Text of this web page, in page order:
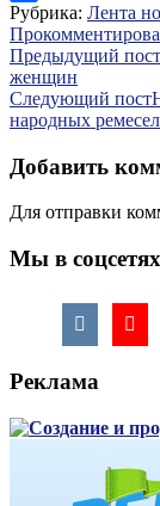
Отправить
Рубрика: Лента
Навигация
по
записям
Предыдущий пост
женщин
Следующий пост
народных
Добавить
Для отправки
Мы в соцсетях
Реклама